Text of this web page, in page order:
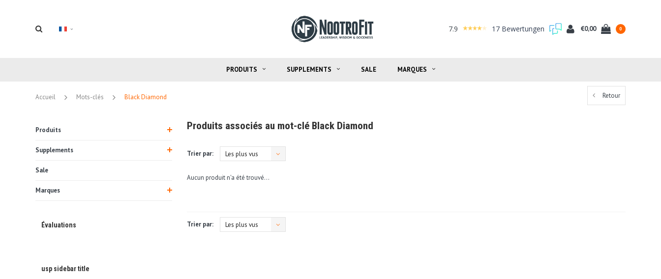
7.9 17 Bewertungen €0,00 0
PRODUITS SUPPLEMENTS SALE MARQUES
Accueil Mots-clés Black Diamond Retour
Produits
Supplements
Sale
Marques
Évaluations
usp sidebar title
Produits associés au mot-clé Black Diamond
Trier par: Les plus vus
Aucun produit n'a été trouvé...
Trier par: Les plus vus